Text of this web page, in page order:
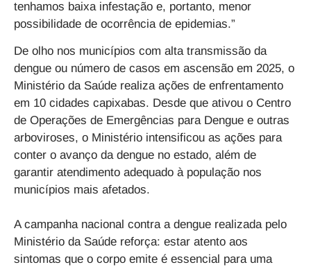
tenhamos baixa infestação e, portanto, menor
possibilidade de ocorrência de epidemias.”
De olho nos municípios com alta transmissão da
dengue ou número de casos em ascensão em 2025, o
Ministério da Saúde realiza ações de enfrentamento
em 10 cidades capixabas. Desde que ativou o Centro
de Operações de Emergências para Dengue e outras
arboviroses, o Ministério intensificou as ações para
conter o avanço da dengue no estado, além de
garantir atendimento adequado à população nos
municípios mais afetados.
A campanha nacional contra a dengue realizada pelo
Ministério da Saúde reforça: estar atento aos
sintomas que o corpo emite é essencial para uma